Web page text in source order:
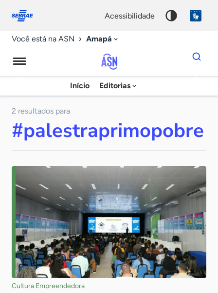
conosco
acessibilidade
Você está na ASN Amapá
Agência
Sebrae
Notícias
Início Editorias
Dados
para
chave
2 resultados para
#palestraprimopobre
Cultura Empreendedora